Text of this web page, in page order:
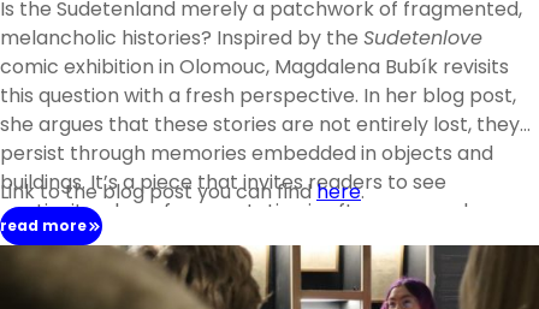
Is the Sudetenland merely a patchwork of fragmented,
melancholic histories? Inspired by the Sudetenlove
comic exhibition in Olomouc, Magdalena Bubík revisits
this question with a fresh perspective. In her blog post,
she argues that these stories are not entirely lost, they
persist through memories embedded in objects and
buildings. It’s a piece that invites readers to see
continuity where fragmentation is often assumed.
Link to the blog post you can findhere.
read more